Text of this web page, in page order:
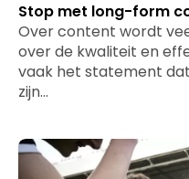
Stop met long-form
Over content wordt
over de kwaliteit en
vaak het statement
zijn…